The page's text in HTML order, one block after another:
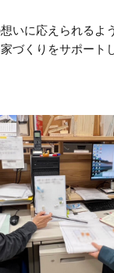
いに応えられるよ
づくりをサポート